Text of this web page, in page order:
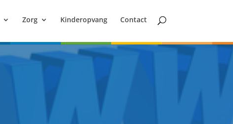
Zorg Kinderopvang Contact